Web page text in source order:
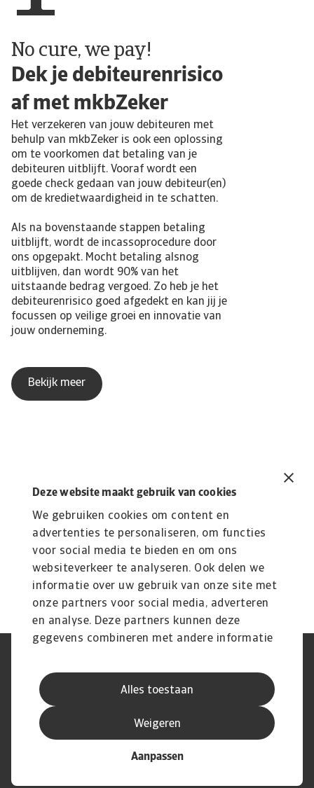
Deze website maakt gebruik van cookies
We gebruiken cookies om content en
advertenties te personaliseren, om functies
voor social media te bieden en om ons
websiteverkeer te analyseren. Ook delen we
informatie over uw gebruik van onze site met
onze partners voor social media, adverteren
en analyse. Deze partners kunnen deze
gegevens combineren met andere informatie
verzameld op basis van uw gebruik van hun
services.
Alles toestaan
Aanpassen
Weigeren
Dek je debiteurenrisico
af met mkbZeker
Het verzekeren van jouw debiteuren met
behulp van mkbZeker is ook een oplossing
om te voorkomen dat betaling van je
debiteuren uitblijft. Vooraf wordt een
goede check gedaan van jouw debiteur(en)
om de kredietwaardigheid in te schatten.
Als na bovenstaande stappen betaling
uitblijft, wordt de incassoprocedure door
ons opgepakt. Mocht betaling alsnog
uitblijven, dan wordt 90% van het
uitstaande bedrag vergoed. Zo heb je het
debiteurenrisico goed afgedekt en kan jij je
focussen op veilige groei en innovatie van
jouw onderneming.
Bekijk meer
mkbZeker kredietverzekering
Bescherm je MKB tegen wanbetaling met Atradius
mkbZeker. Kredietverzekering vanaf €100/maand.
Cookie informatie
Phishing en fraude
Juridische informatie
Supplier information